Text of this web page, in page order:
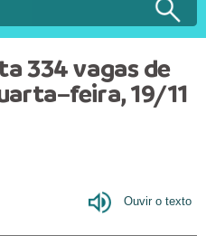
334 vagas de
19/11